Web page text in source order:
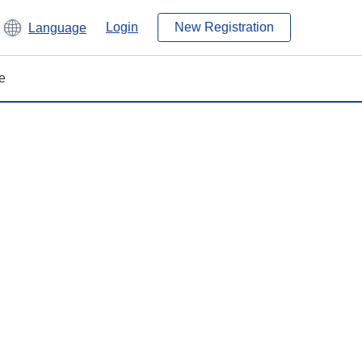
Language Login New Registration